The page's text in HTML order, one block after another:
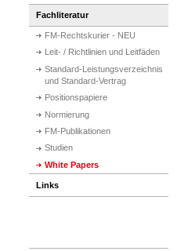
Fachliteratur
FM-Rechtskurier - NEU
Leit- / Richtlinien und Leitfäden
Standard-Leistungsverzeichnis
und Standard-Vertrag
Positionspapiere
Normierung
FM-Publikationen
Studien
White Papers
Links